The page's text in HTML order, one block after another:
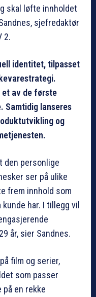
skal løfte innholdet
sjefredaktør
2.
identitet, tilpasset
et av de første
Samtidig lanseres
og
den personlige
ser på ulike
frem innhold som
har. I tillegg vil
år, sier Sandnes.
film og serier,
som passer
en rekke